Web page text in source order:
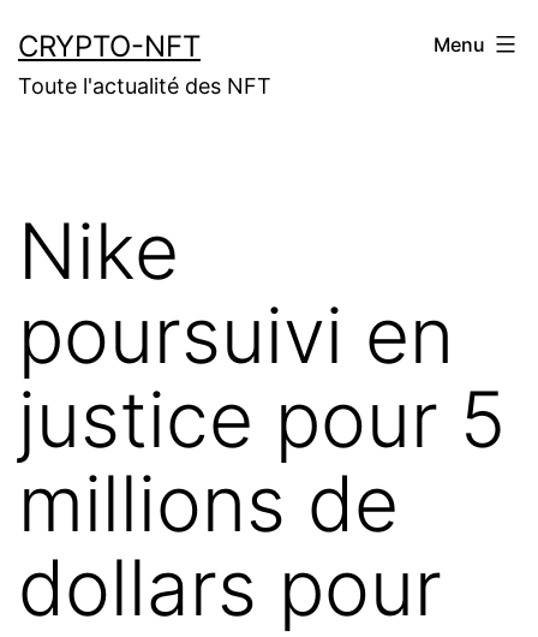
au
contenu
CRYPTO-NFT
Toute l'actualité des NFT
Menu
Nike
poursuivi en
justice pour 5
millions de
dollars pour